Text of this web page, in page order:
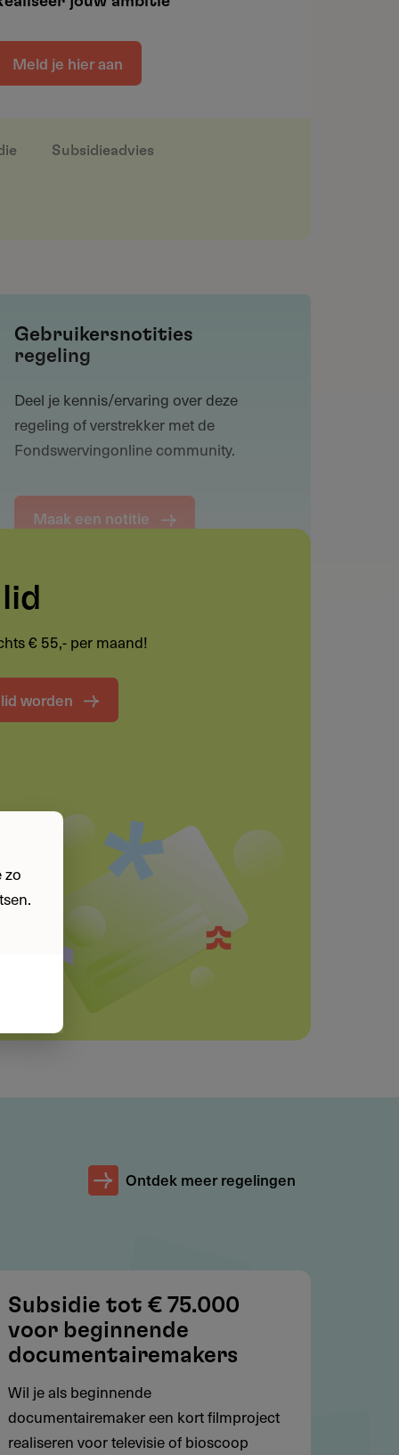
Meld je hier aan
Subsidieadvies
Gebruikersnotities
regeling
Deel je kennis/ervaring over deze
regeling of verstrekker met de
Fondswervingonline community.
Maak een notitie
Funding informatie
Deel deze pagina
€ 55,- per maand!
worden
Ontdek meer regelingen
Subsidie tot € 75.000
voor beginnende
documentairemakers
Wil je als beginnende
documentairemaker een kort filmproject
realiseren voor televisie of bioscoop
zo